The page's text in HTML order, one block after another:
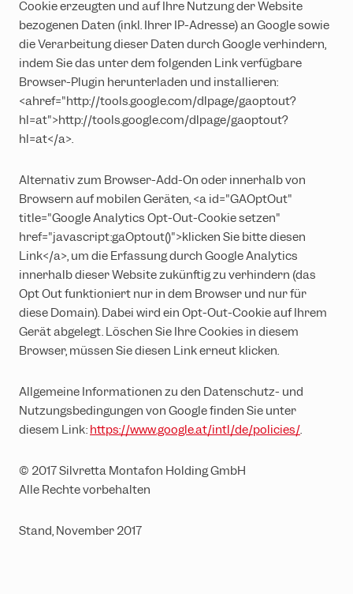
Cookie erzeugten und auf Ihre Nutzung der Website
bezogenen Daten (inkl. Ihrer IP-Adresse) an Google sowie
die Verarbeitung dieser Daten durch Google verhindern,
indem Sie das unter dem folgenden Link verfügbare
Browser-Plugin herunterladen und installieren:
<ahref="http://tools.google.com/dlpage/gaoptout?
hl=at">http://tools.google.com/dlpage/gaoptout?
hl=at</a>.
Alternativ zum Browser-Add-On oder innerhalb von
Browsern auf mobilen Geräten, <a id="GAOptOut"
title="Google Analytics Opt-Out-Cookie setzen"
href="javascript:gaOptout()">klicken Sie bitte diesen
Link</a>, um die Erfassung durch Google Analytics
innerhalb dieser Website zukünftig zu verhindern (das
Opt Out funktioniert nur in dem Browser und nur für
diese Domain). Dabei wird ein Opt-Out-Cookie auf Ihrem
Gerät abgelegt. Löschen Sie Ihre Cookies in diesem
Browser, müssen Sie diesen Link erneut klicken.
Allgemeine Informationen zu den Datenschutz- und
Nutzungsbedingungen von Google finden Sie unter
diesem Link: https://www.google.at/intl/de/policies/.
© 2017 Silvretta Montafon Holding GmbH
Alle Rechte vorbehalten
Stand, November 2017